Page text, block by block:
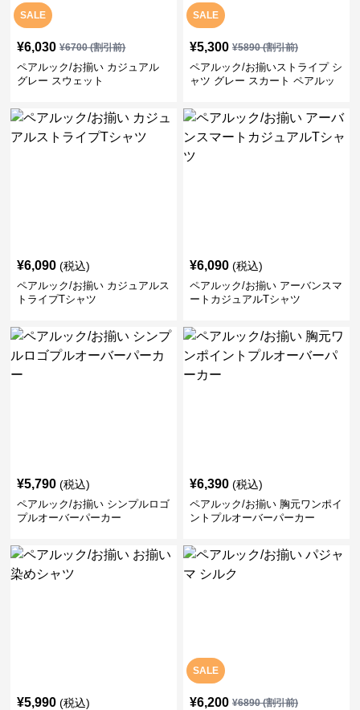
SALE
¥6,030 ¥6700(割引前)
ペアルック/お揃い カジュアル
グレー スウェット
SALE
¥5,300 ¥5890(割引前)
ペアルック/お揃いストライプ シ
ャツ グレー スカート ペアルッ
¥6,090 (税込)
ペアルック/お揃い カジュアルス
トライプTシャツ
¥6,090 (税込)
ペアルック/お揃い アーバンスマ
ートカジュアルTシャツ
¥5,790 (税込)
ペアルック/お揃い シンプルロゴ
プルオーバーパーカー
¥6,390 (税込)
ペアルック/お揃い 胸元ワンポイ
ントプルオーバーパーカー
¥5,990 (税込)
SALE
¥6,200 ¥6890(割引前)